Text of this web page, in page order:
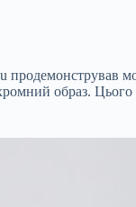
образ. Цього